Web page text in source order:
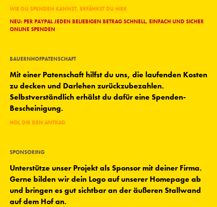
WIE DU SPENDEN KANNST, ERFÄHRST DU HIER
NEU: PER PAYPAL JEDEN BELIEBIGEN BETRAG SCHNELL, EINFACH UND SICHER
ONLINE SPENDEN
BAUERNHOFPATENSCHAFT
Mit einer Patenschaft hilfst du uns, die laufenden Kosten
zu decken und Darlehen zurückzubezahlen.
Selbstverständlich erhälst du dafür eine Spenden-
Bescheinigung.
HOL DIR DEN ANTRAG
SPONSORING
Unterstütze unser Projekt als Sponsor mit deiner Firma.
Gerne bilden wir dein Logo auf unserer Homepage ab
und bringen es gut sichtbar an der äußeren Stallwand
auf dem Hof an.